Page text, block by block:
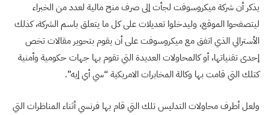
يذكر أن شركة ميكروسوفت لجأت إلى صرف منح مالية لعدد من الخبراء
ليتصفحوا الموقع، وليدخلوا تعديلات على كل ما يتعلق باسم الشركة، كذلك
الأسترالي الذي اتفق مع ميكروسوفت ‏على أن يقوم بتحوير مقالات تخص
إحدى تقنياتها، أو كالمحاولات العديدة التي تقوم بها جهات حكومية وأمنية
كتلك التي ‏قامت بها وكالة المخابرات الامريكية “سي أي إيه”.‏
ولعل أطرف محاولات التدليس تلك التي قام بها فرنسي أثناء المناظرات التي